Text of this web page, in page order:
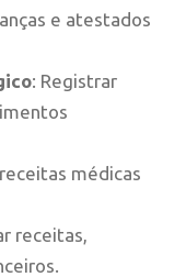
e atestados
: Registrar
médicas
receitas,